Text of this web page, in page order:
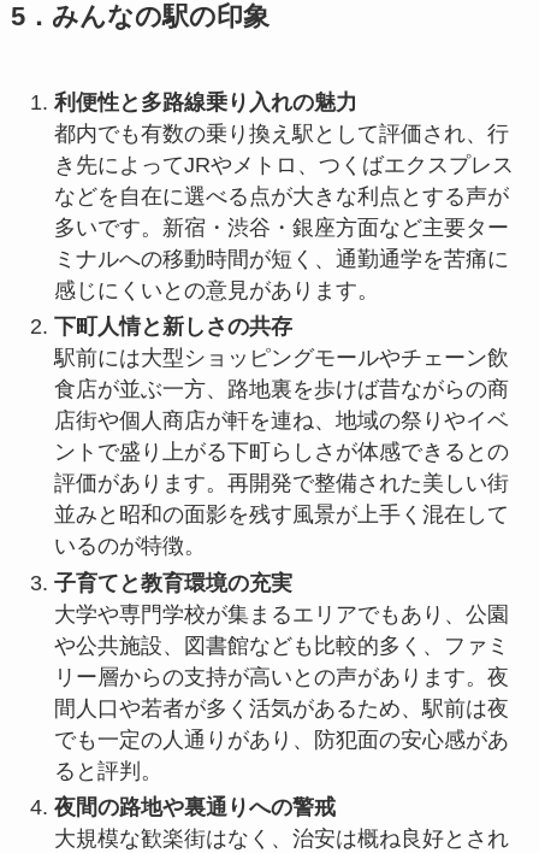
5．みんなの駅の印象
利便性と多路線乗り入れの魅力
都内でも有数の乗り換え駅として評価され、行
き先によってJRやメトロ、つくばエクスプレス
などを自在に選べる点が大きな利点とする声が
多いです。新宿・渋谷・銀座方面など主要ター
ミナルへの移動時間が短く、通勤通学を苦痛に
感じにくいとの意見があります。
下町人情と新しさの共存
駅前には大型ショッピングモールやチェーン飲
食店が並ぶ一方、路地裏を歩けば昔ながらの商
店街や個人商店が軒を連ね、地域の祭りやイベ
ントで盛り上がる下町らしさが体感できるとの
評価があります。再開発で整備された美しい街
並みと昭和の面影を残す風景が上手く混在して
いるのが特徴。
子育てと教育環境の充実
大学や専門学校が集まるエリアでもあり、公園
や公共施設、図書館なども比較的多く、ファミ
リー層からの支持が高いとの声があります。夜
間人口や若者が多く活気があるため、駅前は夜
でも一定の人通りがあり、防犯面の安心感があ
ると評判。
夜間の路地や裏通りへの警戒
大規模な歓楽街はなく、治安は概ね良好とされ